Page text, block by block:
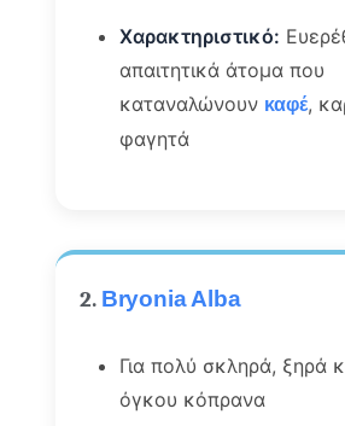
Χαρακτηριστικό:
απαιτητικά άτομα που
καταναλώνουν καφέ,
φαγητά
2. Bryonia Alba
Για πολύ σκληρά, ξηρά
όγκου κόπρανα